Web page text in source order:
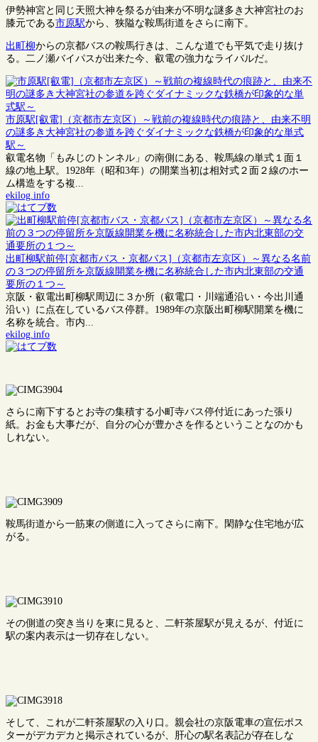
伊勢神宮と同じ天照大神を祭るが由来が不明な謎多き大神宮社のお
膝元である市原駅から、狭隘な鞍馬街道をさらに南下。
出町柳からの京都バスの鞍馬行きは、こんな道でも平気で走り抜け
る。二ノ瀬バイパスが出来た今、叡電の強力なライバルだ。
市原駅[叡電]（京都市左京区）～戦前の複線時代の痕跡と、由来不明
の謎多き大神宮社の参道を跨ぐダイナミックな鉄橋が印象的な単式
駅～
叡電名物「もみじのトンネル」の南側にある、鞍馬線の単式１面１
線の地上駅。1928年（昭和3年）の開業当初は相対式２面２線のホー
ム構造をする複...
ekilog.info
出町柳駅前停[京都市バス・京都バス]（京都市左京区）～異なる名前
の３つの停留所を京阪線開業を機に名称統合した市内北東部の交通
要所の１つ～
京阪・叡電出町柳駅周辺に３か所（叡電口・川端通沿い・今出川通
沿い）に点在しているバス停群。1989年の京阪出町柳駅開業を機に
名称を統合。市内...
ekilog.info
さらに南下するとお寺の集積する小町寺バス停付近にあった張り
紙。お金も大事だが、自分の心が豊かさを作るということなのかも
しれない。
鞍馬街道から一筋東の側道に入ってさらに南下。閑静な住宅地が広
がる。
その側道の突き当りを東に見ると、二軒茶屋駅が見えるが、付近に
駅の案内表示は一切存在しない。
そして、これが二軒茶屋駅の入り口。親会社の京阪電車の宣伝ポス
ターがデカデカと掲示されているが、肝心の駅名表記が存在しな